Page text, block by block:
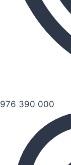
976 390 000